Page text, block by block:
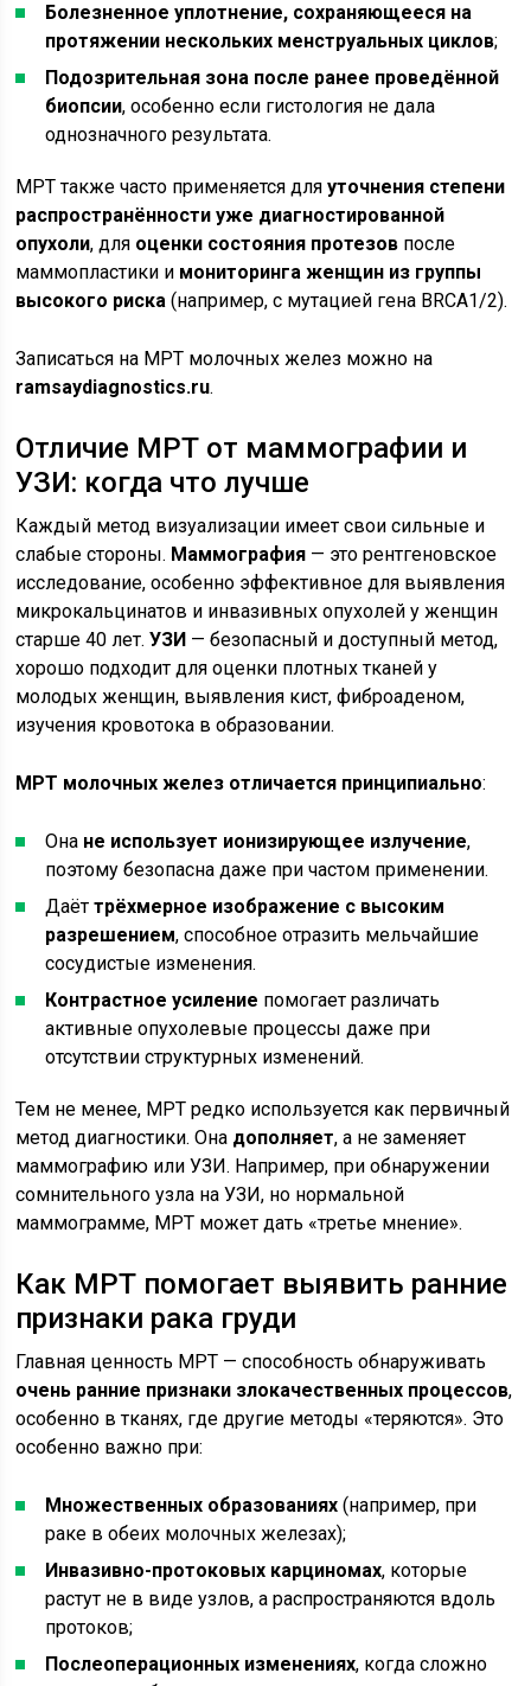
Болезненное уплотнение, сохраняющееся на
протяжении нескольких менструальных циклов;
Подозрительная зона после ранее проведённой
биопсии, особенно если гистология не дала
однозначного результата.
МРТ также часто применяется дляуточнения степени
распространённости уже диагностированной
опухоли, для оценки состояния протезов после
маммопластики и мониторинга женщин из группы
высокого риска (например, с мутацией гена BRCA1/2).
Записаться на МРТ молочных желез можно на
ramsaydiagnostics.ru.
Отличие МРТ от маммографии и
УЗИ: когда что лучше
Каждый метод визуализации имеет свои сильные и
слабые стороны. Маммография — это рентгеновское
исследование, особенно эффективное для выявления
микрокальцинатов и инвазивных опухолей у женщин
старше 40 лет.УЗИ — безопасный и доступный метод,
хорошо подходит для оценки плотных тканей у
молодых женщин, выявления кист, фиброаденом,
изучения кровотока в образовании.
МРТ молочных желез отличается принципиально:
Она не использует ионизирующее излучение,
поэтому безопасна даже при частом применении.
Даёттрёхмерное изображение с высоким
разрешением, способное отразить мельчайшие
сосудистые изменения.
Контрастное усиление помогает различать
активные опухолевые процессы даже при
отсутствии структурных изменений.
Тем не менее, МРТ редко используется как первичный
метод диагностики. Она дополняет, а не заменяет
маммографию или УЗИ. Например, при обнаружении
сомнительного узла на УЗИ, но нормальной
маммограмме, МРТ может дать «третье мнение».
Как МРТ помогает выявить ранние
признаки рака груди
Главная ценность МРТ — способность обнаруживать
очень ранние признаки злокачественных процессов,
особенно в тканях, где другие методы «теряются». Это
особенно важно при:
Множественных образованиях (например, при
раке в обеих молочных железах);
Инвазивно-протоковых карциномах, которые
растут не в виде узлов, а распространяются вдоль
протоков;
Послеоперационных изменениях, когда сложно